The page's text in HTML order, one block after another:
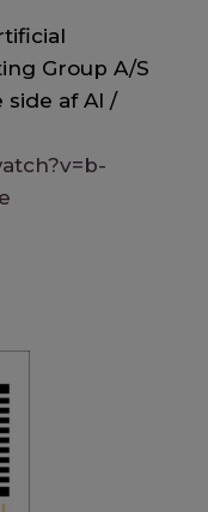
Group A/S
af AI /